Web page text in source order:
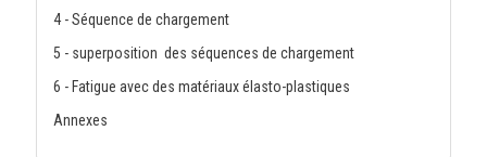
4 - Séquence de chargement
5 - superposition des séquences de chargement
6 - Fatigue avec des matériaux élasto-plastiques
Annexes